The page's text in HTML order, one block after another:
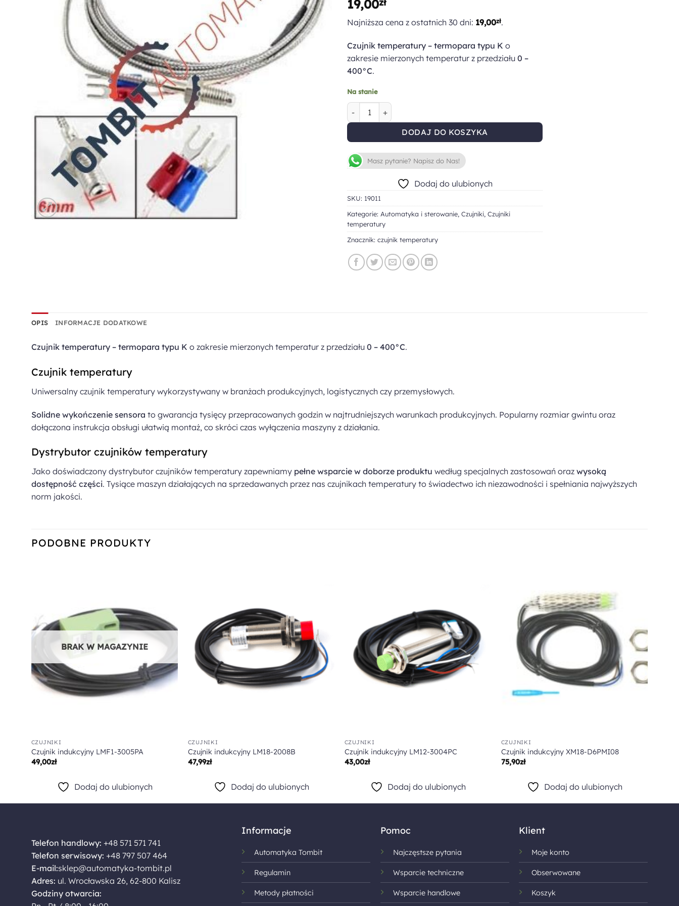
19,00
Najniższa cena z ostatnich 30 dni: 19,00zł.
Czujnik temperatury – termopara typu K o
zakresie mierzonych temperatur z przedziału 0 –
400°C.
Na stanie
ilość Czujnik temperatury, termopara typu K, 2m, M6, calowy
DODAJ DO KOSZYKA
Masz pytanie? Napisz do Nas!
Dodaj do ulubionych
SKU: 19011
Kategorie: Automatyka i sterowanie, Czujniki, Czujniki
temperatury
Znacznik: czujnik temperatury
OPIS INFORMACJE DODATKOWE
Czujnik temperatury – termopara typu K o zakresie mierzonych temperatur z przedziału 0 – 400°C.
Czujnik temperatury
Uniwersalny czujnik temperatury wykorzystywany w branżach produkcyjnych, logistycznych czy przemysłowych.
Solidne wykończenie sensora to gwarancja tysięcy przepracowanych godzin w najtrudniejszych warunkach produkcyjnych. Popularny rozmiar gwintu oraz
dołączona instrukcja obsługi ułatwią montaż, co skróci czas wyłączenia maszyny z działania.
Dystrybutor czujników temperatury
Jako doświadczony dystrybutor czujników temperatury zapewniamy pełne wsparcie w doborze produktu według specjalnych zastosowań oraz wysoką
dostępność części. Tysiące maszyn działających na sprzedawanych przez nas czujnikach temperatury to świadectwo ich niezawodności i spełniania najwyższych
norm jakości.
PODOBNE PRODUKTY
BRAK W MAGAZYNIE
CZUJNIKI
Czujnik indukcyjny LMF1-3005PA
49,00zł
Dodaj do ulubionych
CZUJNIKI
Czujnik indukcyjny LM18-2008B
47,99zł
Dodaj do ulubionych
CZUJNIKI
Czujnik indukcyjny LM12-3004PC
43,00zł
Dodaj do ulubionych
ulubionych
CZUJNIKI
Czujnik indukcyjny XM18-D6PMI08
75,90zł
Dodaj do ulubionych
Telefon handlowy: +48 571 571 741
Telefon serwisowy: +48 797 507 464
E-mail:sklep@automatyka-tombit.pl
Adres: ul. Wrocławska 26, 62-800 Kalisz
Godziny otwarcia:
Informacje
Automatyka Tombit
Regulamin
Metody płatności
Pomoc
Najczęstsze pytania
Wsparcie techniczne
Wsparcie handlowe
Klient
Moje konto
Obserwowane
Koszyk